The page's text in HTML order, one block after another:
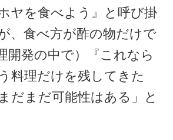
ヤを食べよう』と呼び掛
、食べ方が酢の物だけで
開発の中で）『これなら
料理だけを残してきた
だまだ可能性はある」と